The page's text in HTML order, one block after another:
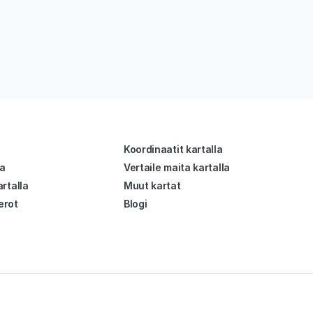
Koordinaatit kartalla
Vertaile maita kartalla
Muut kartat
Blogi